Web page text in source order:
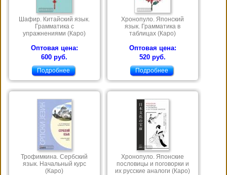
Шафир. Китайский язык.
Грамматика с
упражнениями (Каро)
Оптовая цена:
600 руб.
Подробнее
Хронопуло. Японский
язык. Грамматика в
таблицах (Каро)
Оптовая цена:
520 руб.
Подробнее
Трофимкина. Сербский
язык. Начальный курс
(Каро)
Хронопуло. Японские
пословицы и поговорки и
их русские аналоги (Каро)